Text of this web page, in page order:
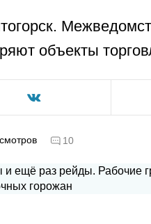
объекты
10